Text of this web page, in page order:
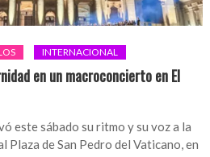
INTERNACIONAL
en un macroconcierto en El
este sábado su ritmo y su voz a la
Plaza de San Pedro del Vaticano, en